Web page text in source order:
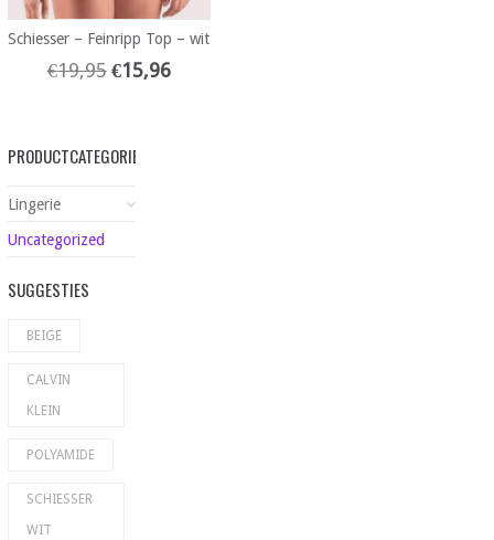
Schiesser – Feinripp Top – wit
€19,95 €15,96
PRODUCTCATEGORIEËN
Lingerie
Uncategorized
SUGGESTIES
BEIGE
CALVIN
KLEIN
POLYAMIDE
SCHIESSER
WIT